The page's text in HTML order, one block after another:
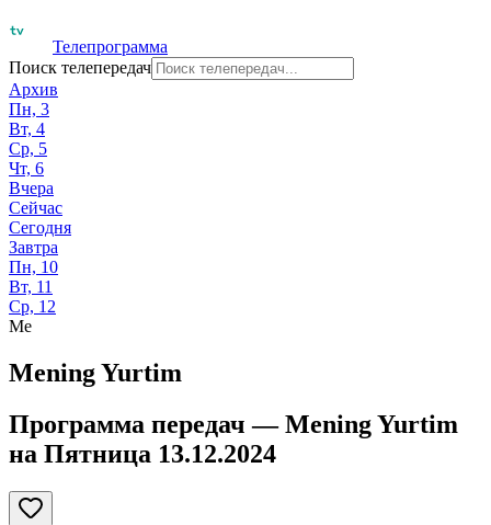
Телепрограмма
Поиск телепередач
Архив
Пн, 3
Вт, 4
Ср, 5
Чт, 6
Вчера
Сейчас
Сегодня
Завтра
Пн, 10
Вт, 11
Ср, 12
Me
Mening Yurtim
Программа передач —Mening Yurtim
на Пятница 13.12.2024